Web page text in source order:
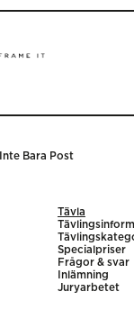
Inte Bara Post
Tävla
Specialpriser
Frågor & svar
Inlämning
Juryarbetet